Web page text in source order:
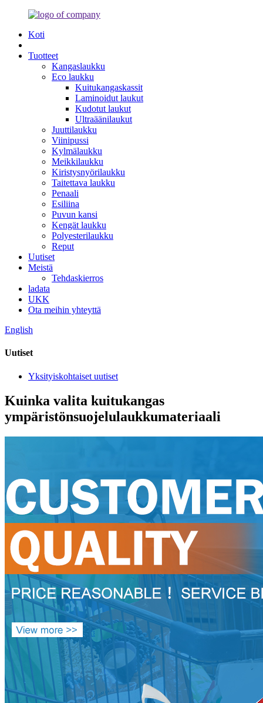
Koti
Tuotteet
Kangaslaukku
Eco laukku
Kuitukangaskassit
Laminoidut laukut
Kudotut laukut
Ultraäänilaukut
Juuttilaukku
Viinipussi
Kylmälaukku
Meikkilaukku
Kiristysnyörilaukku
Taitettava laukku
Penaali
Esiliina
Puvun kansi
Kengät laukku
Polyesterilaukku
Reput
Uutiset
Meistä
Tehdaskierros
ladata
UKK
Ota meihin yhteyttä
English
Uutiset
Yksityiskohtaiset uutiset
Kuinka valita kuitukangas
ympäristönsuojelulaukkumateriaali